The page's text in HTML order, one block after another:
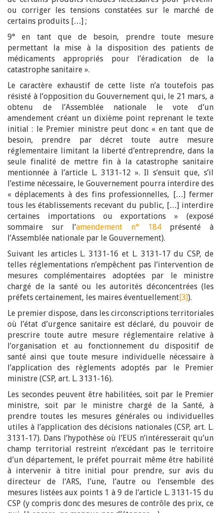
ou corriger les tensions constatées sur le marché de
certains produits […] ;
9° en tant que de besoin, prendre toute mesure
permettant la mise à la disposition des patients de
médicaments appropriés pour l’éradication de la
catastrophe sanitaire ».
Le caractère exhaustif de cette liste n’a toutefois pas
résisté à l’opposition du Gouvernement qui, le 21 mars, a
obtenu de l’Assemblée nationale le vote d’un
amendement créant un dixième point reprenant le texte
initial : le Premier ministre peut donc « en tant que de
besoin, prendre par décret toute autre mesure
réglementaire limitant la liberté d’entreprendre, dans la
seule finalité de mettre fin à la catastrophe sanitaire
mentionnée à l’article L. 3131-12 ». Il s’ensuit que, s’il
l’estime nécessaire, le Gouvernement pourra interdire des
« déplacements à des fins professionnelles, […] fermer
tous les établissements recevant du public, […] interdire
certaines importations ou exportations » (exposé
sommaire sur l’amendement n° 184présenté à
l’Assemblée nationale par le Gouvernement).
Suivant les articles L. 3131-16 et L. 3131-17 du CSP, de
telles réglementations n’empêchent pas l’intervention de
mesures complémentaires adoptées par le ministre
chargé de la santé ou les autorités déconcentrées (les
préfets certainement, les maires éventuellement[3]).
Le premier dispose, dans les circonscriptions territoriales
où l’état d’urgence sanitaire est déclaré, du pouvoir de
prescrire toute autre mesure réglementaire relative à
l’organisation et au fonctionnement du dispositif de
santé ainsi que toute mesure individuelle nécessaire à
l’application des règlements adoptés par le Premier
ministre (CSP, art. L. 3131-16).
Les secondes peuvent être habilitées, soit par le Premier
ministre, soit par le ministre chargé de la Santé, à
prendre toutes les mesures générales ou individuelles
utiles à l’application des décisions nationales (CSP, art. L.
3131-17). Dans l’hypothèse où l’EUS n’intéresserait qu’un
champ territorial restreint n’excédant pas le territoire
d’un département, le préfet pourrait même être habilité
à intervenir à titre initial pour prendre, sur avis du
directeur de l’ARS, l’une, l’autre ou l’ensemble des
mesures listées aux points 1 à 9 de l’article L. 3131-15 du
CSP (y compris donc des mesures de contrôle des prix, ce